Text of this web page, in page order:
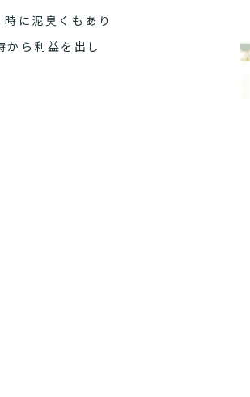
に泥臭くもあり
から利益を出し